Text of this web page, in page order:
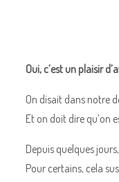
Oui, c’est un plaisir
On disait dans notre
Et on doit dire qu’on
Depuis quelques
Pour certains, cela